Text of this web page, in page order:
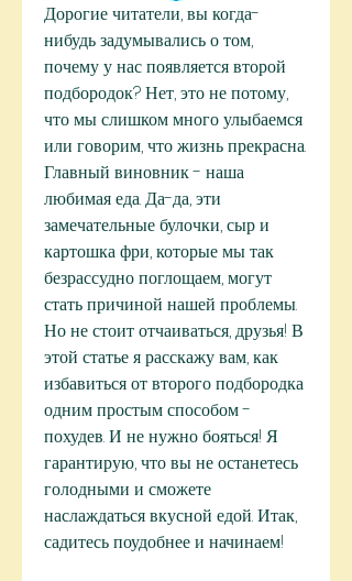
Дорогие читатели, вы когда-
нибудь задумывались о том,
почему у нас появляется второй
подбородок? Нет, это не потому,
что мы слишком много улыбаемся
или говорим, что жизнь прекрасна.
Главный виновник - наша
любимая еда. Да-да, эти
замечательные булочки, сыр и
картошка фри, которые мы так
безрассудно поглощаем, могут
стать причиной нашей проблемы.
Но не стоит отчаиваться, друзья! В
этой статье я расскажу вам, как
избавиться от второго подбородка
одним простым способом -
похудев. И не нужно бояться! Я
гарантирую, что вы не останетесь
голодными и сможете
наслаждаться вкусной едой. Итак,
садитесь поудобнее и начинаем!